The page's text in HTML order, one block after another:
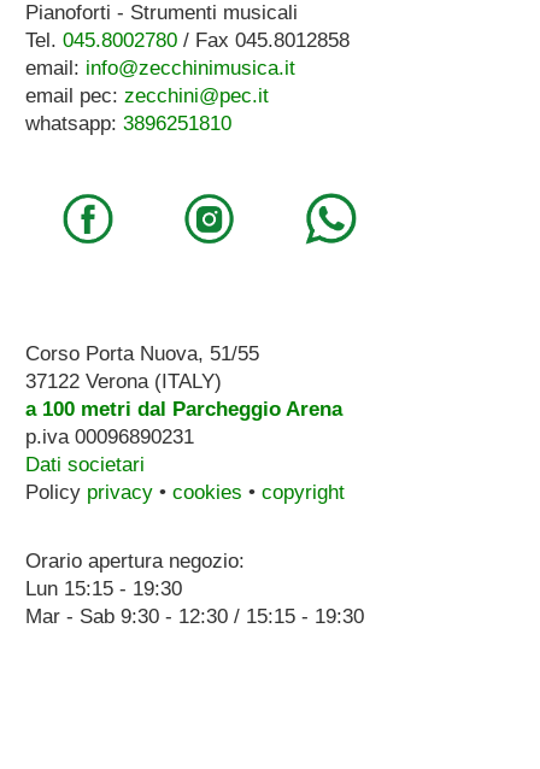
Pianoforti - Strumenti musicali
Tel. 045.8002780/ Fax 045.8012858
email: info@zecchinimusica.it
email pec: zecchini@pec.it
whatsapp: 3896251810
Corso Porta Nuova, 51/55
37122 Verona (ITALY)
a 100 metri dal Parcheggio Arena
p.iva 00096890231
Dati societari
Policy privacy• cookies • copyright
Orario apertura negozio:
Lun 15:15 - 19:30
Mar - Sab 9:30 - 12:30 / 15:15 - 19:30